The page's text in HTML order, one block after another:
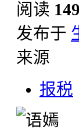
阅读
发布于
来源
报税